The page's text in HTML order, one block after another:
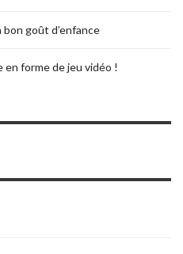
bon goût d’enfance
en forme de jeu vidéo !